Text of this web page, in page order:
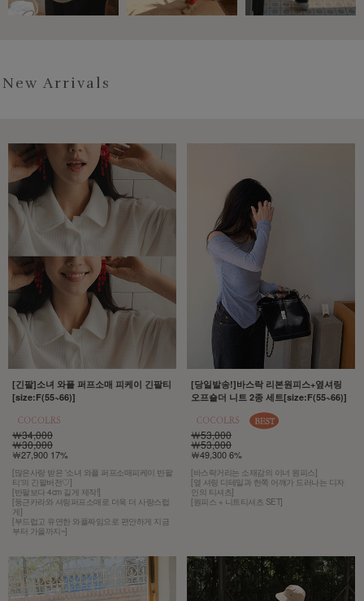
New Arrivals
[긴팔]소녀 와플 퍼프소매 피케이 긴팔티
[size:F(55~66)]
￦34,000
￦30,000
￦27,900 17%
[많은사랑 받은 '소녀 와플 퍼프소매피케이 반팔
티'의 긴팔버전♡]
[반팔보다 4cm 길게 제작!]
[둥근카라와 셔링퍼프소매로 더욱 더 사랑스럽
게]
[부드럽고 유연한 와플짜임으로 편안하게 지금
부터 가을까지~]
[당일발송!]바스락 리본원피스+옆셔링
오프숄더 니트 2종 세트[size:F(55~66)]
￦53,000
￦53,000
￦49,300 6%
[바스락거리는 소재감의 이너 원피스]
[옆 셔링 디테일과 한쪽 어깨가 드러나는 디자
인의 티셔츠]
[원피스 + 니트티셔츠 SET]